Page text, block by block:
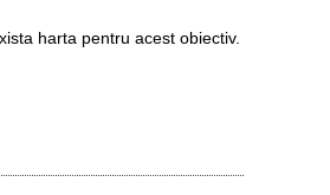
harta pentru acest obiectiv.